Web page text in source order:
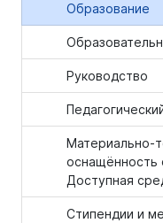
Образование
Руководство
Материально-
оснащённость
Доступная
Стипендии и